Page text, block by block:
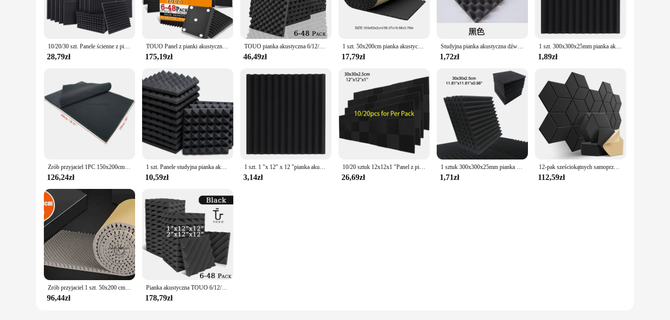
10/20/30 szt. Panele ścienne z pianki akustycznej 1''X12''X12'' - poprawa izolacji dźwiękoszczelnej i absorpcji w studiu Redukcja hałasu
28,79zł
TOUO Panel z pianki akustycznej Studio 6-48 szt Studio muzyczne o dużej gęstości ściany akustyczne pianka sufit dekoracja dźwiękoszczelna domu
175,19zł
TOUO pianka akustyczna 6/12/24/48 szt. gąbka akustyczna izolacja akustyczna dźwiękochłonne dźwiękoszczelne panele piankowe sufitowe akustyczne Esponja
46,49zł
1 szt. 50x200cm pianka akustyczna samoprzylepne panele izolacyjne do jajek o dużej gęstości do studia KTV panele ścienne biurowe
17,79zł
Studyjna pianka akustyczna dźwiękoszczelna gąbka ochronna dźwiękoszczelna taśmy uszczelniające panelu absorpcyjnego 30x30x3cm
1,72zł
1 szt. 300x300x25mm pianka akustyczna panele dźwiękochłonne do KTV Bar dźwiękoszczelne kliny studyjne izolacja akustyczna wiele kolorów
1,89zł
Zrób przyjaciel 1PC 150x200cm Studio panele akustyczne pianka dźwiękowa ящик na jajka dźwiękoszczelna absorpcja podkładka do obróbki o grubości 2/3,5/5cm
126,24zł
1 szt. Panele studyjna pianka akustyczna 30x30x5cm obróbka izolacja akustyczna pokoju KTV pianka dźwiękochłonna ścienna gąbka uszczelniająca piramida
10,59zł
1 szt. 1 "x 12" x 12 "pianka akustyczna panele dźwiękochłonne dla KTV Bar dźwiękoszczelne kliny studyjne izolacja akustyczna wiele kolorów
3,14zł
10/20 sztuk 12x12x1 "Panel z pianki akustycznej Studio Soundproofing Wedge dźwiękoszczelne panele ścienne izolacja akustyczna obróbka dźwiękoszczelna
26,69zł
1 sztuk 300x300x25mm pianka akustyczna studyjna dźwiękoszczelna piramida pochłanianie dźwięku Panel leczniczy płytka ochronna gąbka taśma uszczelniająca
1,71zł
12-pak sześciokątnych samoprzylepnych paneli akustycznych Dźwiękoszczelne panele piankowe Konstrukcja z podszewką Y, aby chłonąć hałas Czarny
112,59zł
Zrób przyjaciel 1 szt. 50x200 cm pianka akustyczna samoprzylepne panele izolacyjne do jajek o dużej gęstości do studia KTV panele ścienne biurowe
96,44zł
Pianka akustyczna TOUO 6/12/24 szt. Biura obróbka akustyczna diamentowe rowki panele piankowe materiał dźwiękochłonny o dużej gęstości
178,79zł